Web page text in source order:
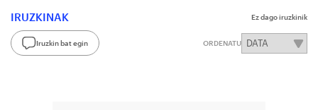
IRUZKINAK Ez dago iruzkinik
Iruzkin bat egin ORDENATU